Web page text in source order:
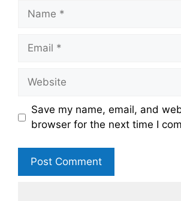
Name
Email
Website
Save my name, email, and
browser for the next time I